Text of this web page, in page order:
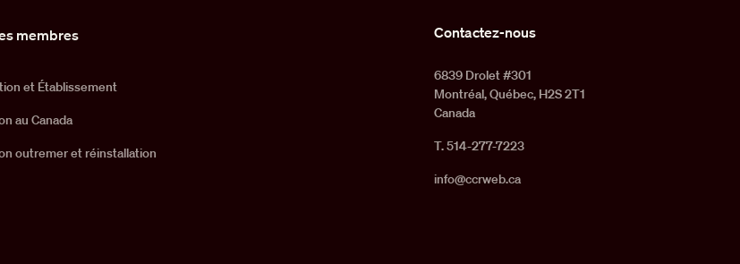
membres
et Établissement
au Canada
outremer et réinstallation
Contactez-nous
6839 Drolet #301
Montréal, Québec, H2S 2T1
Canada
T. 514-277-7223
info@ccrweb.ca